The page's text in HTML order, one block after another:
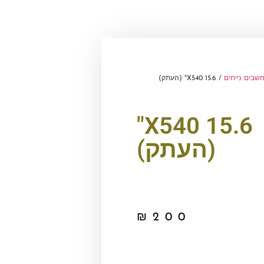
נייחים / X540 15.6" (העתק)
X540 15.6"
(העתק)
₪ 200